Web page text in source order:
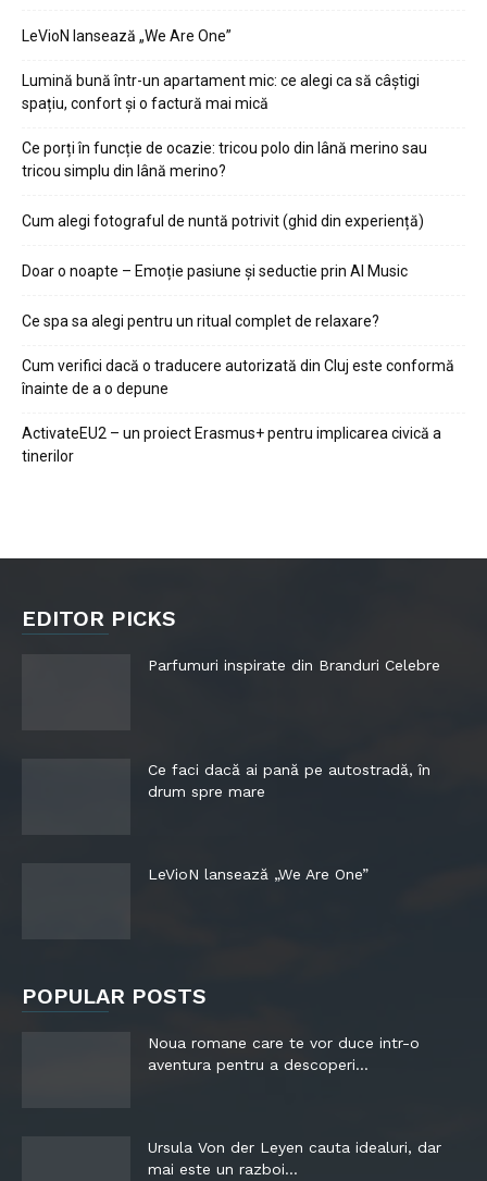
LeVioN lansează „We Are One”
Lumină bună într-un apartament mic: ce alegi ca să câștigi
spațiu, confort și o factură mai mică
Ce porți în funcție de ocazie: tricou polo din lână merino sau
tricou simplu din lână merino?
Cum alegi fotograful de nuntă potrivit (ghid din experiență)
Doar o noapte – Emoție pasiune și seductie prin AI Music
Ce spa sa alegi pentru un ritual complet de relaxare?
Cum verifici dacă o traducere autorizată din Cluj este conformă
înainte de a o depune
ActivateEU2 – un proiect Erasmus+ pentru implicarea civică a
tinerilor
EDITOR PICKS
Parfumuri inspirate din Branduri Celebre
Ce faci dacă ai pană pe autostradă, în
drum spre mare
LeVioN lansează „We Are One”
POPULAR POSTS
Noua romane care te vor duce intr-o
aventura pentru a descoperi...
Ursula Von der Leyen cauta idealuri, dar
mai este un razboi...